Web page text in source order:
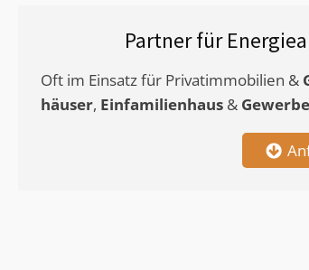
Partner für
Oft im Einsatz für Privatimmobilien &
häuser, Einfamilienhaus &